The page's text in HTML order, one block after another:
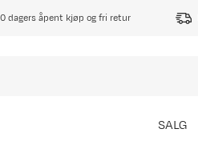
dagers åpent kjøp og fri retur
SALG